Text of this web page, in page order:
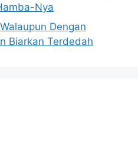
Nya
Dengan
Biarkan Terdedah